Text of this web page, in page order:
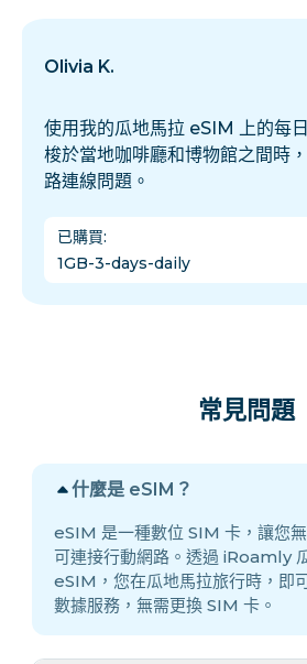
Olivia K.
使用我的瓜地馬拉 eSIM 上的每
梭於當地咖啡廳和博物館之間時
路連線問題。
已購買:
1GB-3-days-daily
常見問題
什麼是 eSIM？
eSIM 是一種數位 SIM 卡，讓您
可連接行動網路。透過 iRoamly
eSIM，您在瓜地馬拉旅行時，即
數據服務，無需更換 SIM 卡。